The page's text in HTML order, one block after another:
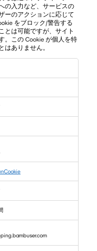
の入力など、サービスの
ーのアクションに応じて
をブロック/警告する
とは可能ですが、サイト
。この Cookie が個人を特
はありません。